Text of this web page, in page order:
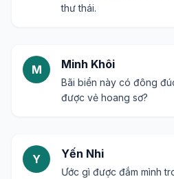
thư thái.
M Minh Khôi
Bãi biển này có đông
được vẻ hoang sơ?
Y Yến Nhi
Ước gì được đắm mình